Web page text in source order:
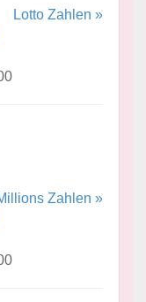
Lotto Zahlen »
Zahlen »